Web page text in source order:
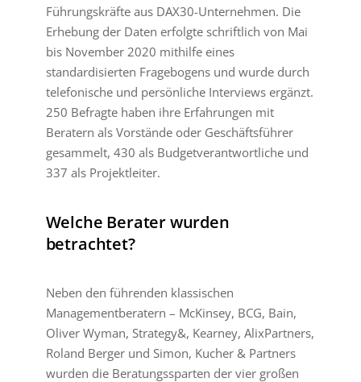
Führungskräfte aus DAX30-Unternehmen. Die
Erhebung der Daten erfolgte schriftlich von Mai
bis November 2020 mithilfe eines
standardisierten Fragebogens und wurde durch
telefonische und persönliche Interviews ergänzt.
250 Befragte haben ihre Erfahrungen mit
Beratern als Vorstände oder Geschäftsführer
gesammelt, 430 als Budgetverantwortliche und
337 als Projektleiter.
Welche Berater wurden
betrachtet?
Neben den führenden klassischen
Managementberatern – McKinsey, BCG, Bain,
Oliver Wyman, Strategy&, Kearney, AlixPartners,
Roland Berger und Simon, Kucher & Partners
wurden die Beratungssparten der vier großen